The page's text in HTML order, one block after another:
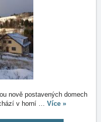
nově postavených domech
v horní … Více »